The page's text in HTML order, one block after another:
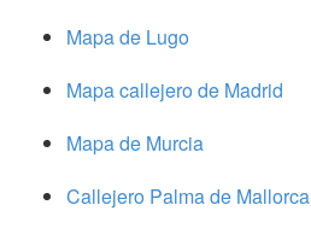
Mapa de Lugo
Mapa callejero de Madrid
Mapa de Murcia
Callejero Palma de Mallorca